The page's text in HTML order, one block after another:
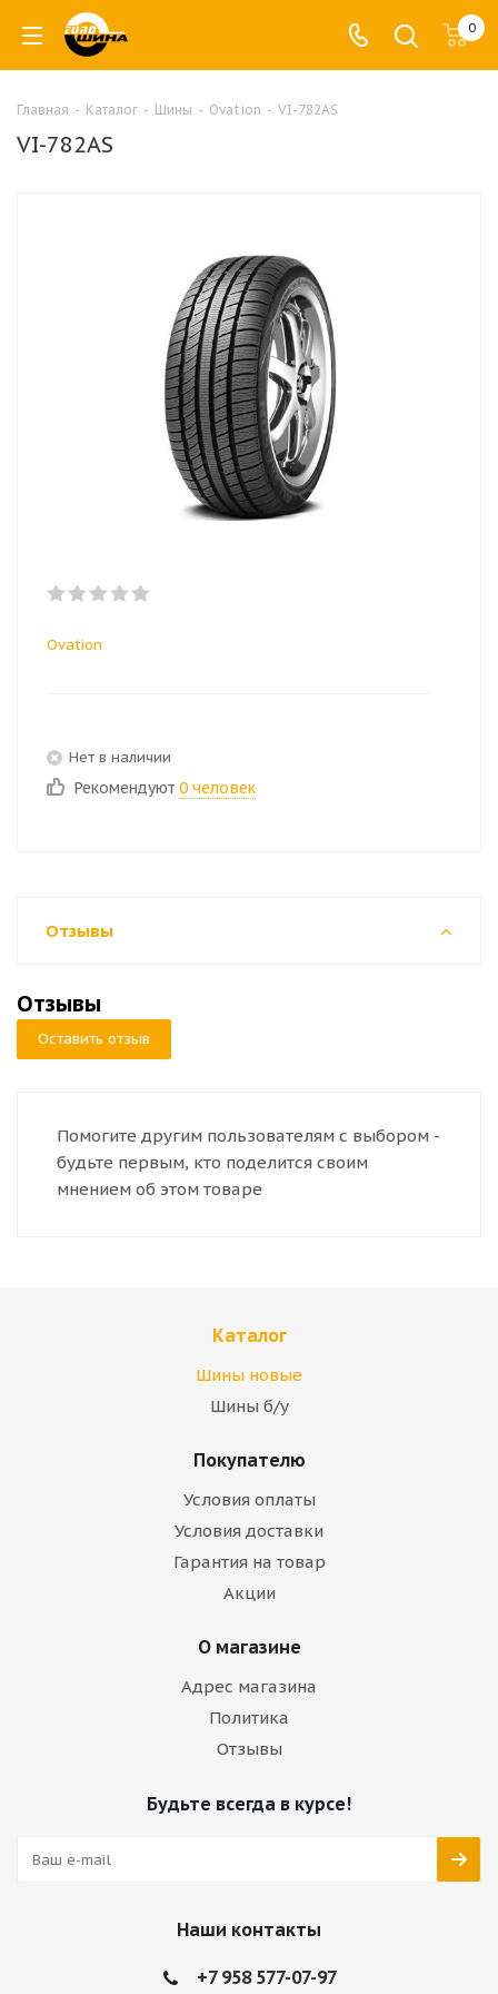
0
Главная - Каталог - Шины - Ovation - VI-782AS
VI-782AS
Ovation
Нет в наличии
Рекомендуют 0 человек
Отзывы
Отзывы
Оставить отзыв
Помогите другим пользователям с выбором -
будьте первым, кто поделится своим
мнением об этом товаре
Каталог
Шины новые
Шины б/у
Покупателю
Условия оплаты
Условия доставки
Гарантия на товар
Акции
О магазине
Адрес магазина
Политика
Отзывы
Будьте всегда в курсе!
Наши контакты
+7 958 577-07-97